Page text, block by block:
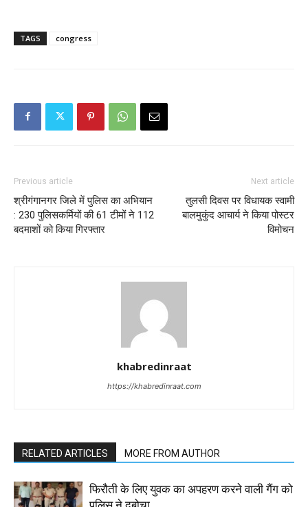
TAGS congress
Previous article
श्रीगंगानगर जिले में पुलिस का अभियान
: 230 पुलिसकर्मियों की 61 टीमों ने 112
बदमाशों को किया गिरफ्तार
Next article
तुलसी दिवस पर विधायक स्वामी
बालमुकुंद आचार्य ने किया पोस्टर
विमोचन
khabredinraat
https://khabredinraat.com
RELATED ARTICLES MORE FROM AUTHOR
फिरौती के लिए युवक का अपहरण करने वाली गैंग को